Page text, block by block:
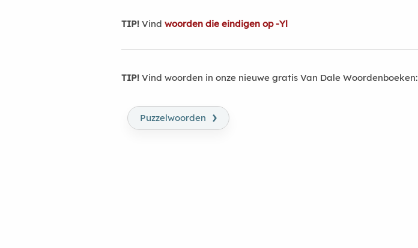
TIP! Vind woorden die eindigen op -Yl
TIP! Vind woorden in onze nieuwe gratis Van Dale Woordenboeken:
Puzzelwoorden ›